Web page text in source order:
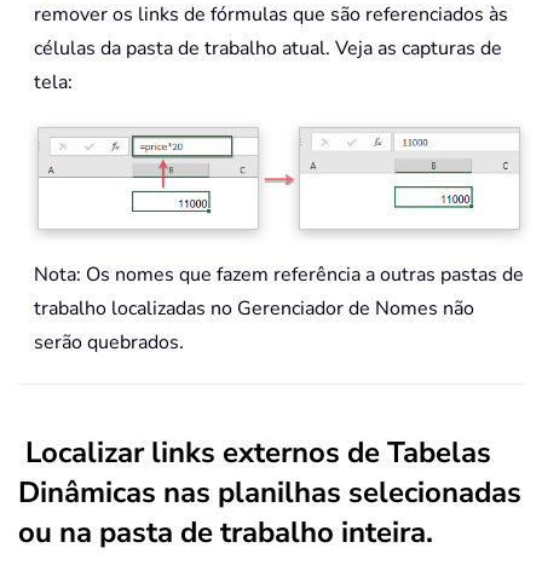
remover os links de fórmulas que são referenciados às
células da pasta de trabalho atual. Veja as capturas de
tela:
Nota: Os nomes que fazem referência a outras pastas de
trabalho localizadas no Gerenciador de Nomes não
serão quebrados.
Localizar links externos de Tabelas
Dinâmicas nas planilhas selecionadas
ou na pasta de trabalho inteira.